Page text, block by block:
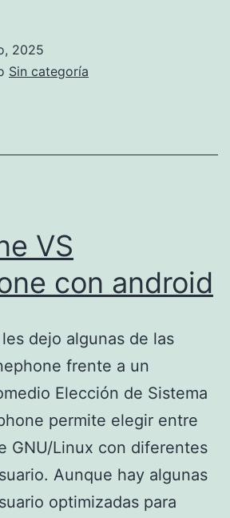
2025
Sin categoría
VS
con android
dejo algunas de las
frente a un
Elección de Sistema
permite elegir entre
GNU/Linux con diferentes
Aunque hay algunas
optimizadas para